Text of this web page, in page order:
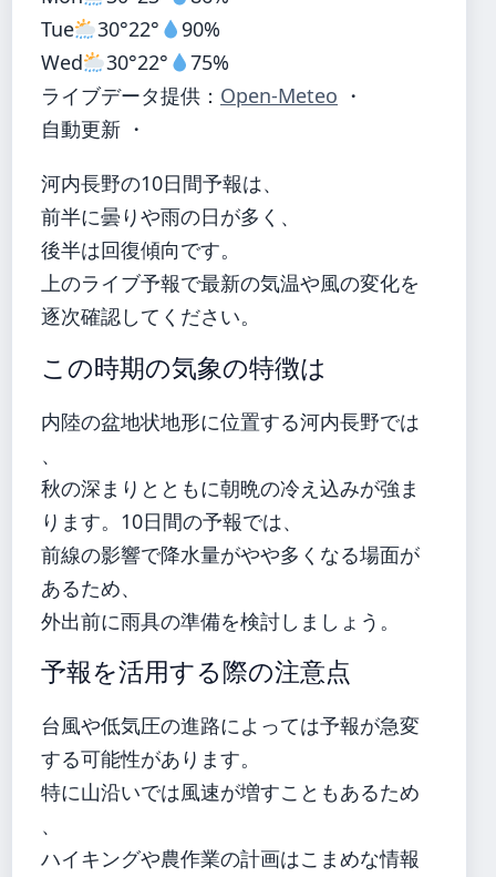
Tue
30°22°
90%
Wed
30°22°
75%
ライブデータ提供： Open-Meteo ・
自動更新 ・
河内長野の10日間予報は、
前半に曇りや雨の日が多く、
後半は回復傾向です。
上のライブ予報で最新の気温や風の変化を
逐次確認してください。
この時期の気象の特徴は
内陸の盆地状地形に位置する河内長野では
、
秋の深まりとともに朝晩の冷え込みが強ま
ります。10日間の予報では、
前線の影響で降水量がやや多くなる場面が
あるため、
外出前に雨具の準備を検討しましょう。
予報を活用する際の注意点
台風や低気圧の進路によっては予報が急変
する可能性があります。
特に山沿いでは風速が増すこともあるため
、
ハイキングや農作業の計画はこまめな情報